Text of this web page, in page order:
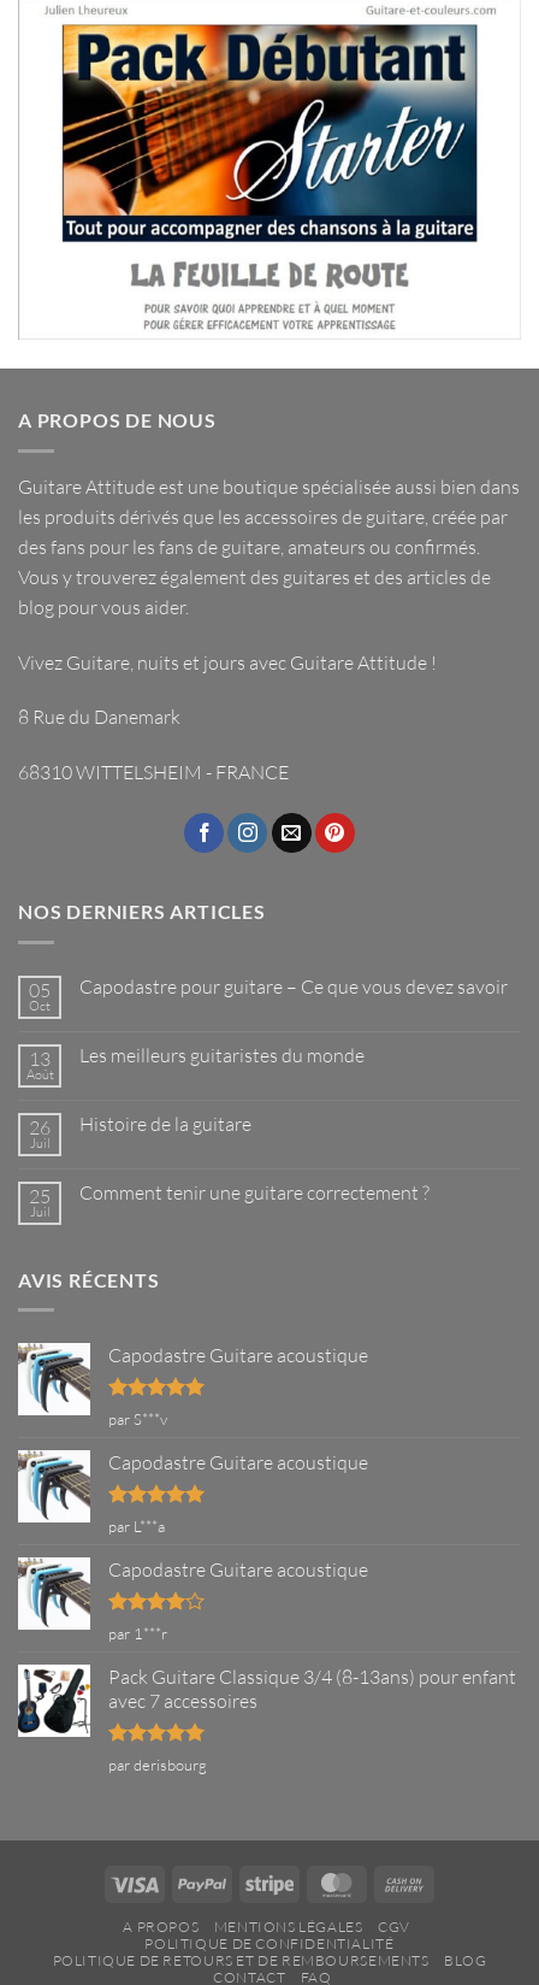
A PROPOS DE NOUS
Guitare Attitude est une boutique spécialisée aussi bien dans
les produits dérivés que les accessoires de guitare , créée par
des fans pour les fans de guitare, amateurs ou confirmés.
Vous y trouverez également des guitares et des articles de
blog pour vous aider.
Vivez Guitare, nuits et jours avec Guitare Attitude !
8 Rue du Danemark
68310 WITTELSHEIM - FRANCE
NOS DERNIERS ARTICLES
05
Oct
Capodastre pour guitare – Ce que vous devez savoir
Capodastre
Ce
que
13
Août
Les meilleurs guitaristes du monde
Les
monde
26
Juil
Histoire de la guitare
Histoire
25
Juil
Comment tenir une guitare correctement ?
tenir
?
AVIS RÉCENTS
Capodastre Guitare acoustique
Note5sur
par S***v
Capodastre Guitare acoustique
Note5
par L***a
Capodastre Guitare acoustique
Note4
par 1***r
Pack Guitare Classique 3/4 (8-13ans) pour enfant
avec 7 accessoires
Note5sur
par derisbourg
Visa PayPal Stripe MasterCard
A PROPOS MENTIONS LÉGALES
CGV
POLITIQUE DE CONFIDENTIALITÉ
POLITIQUE DE RETOURS ET DE REMBOURSEMENTS
BLOG
CONTACT
FAQ